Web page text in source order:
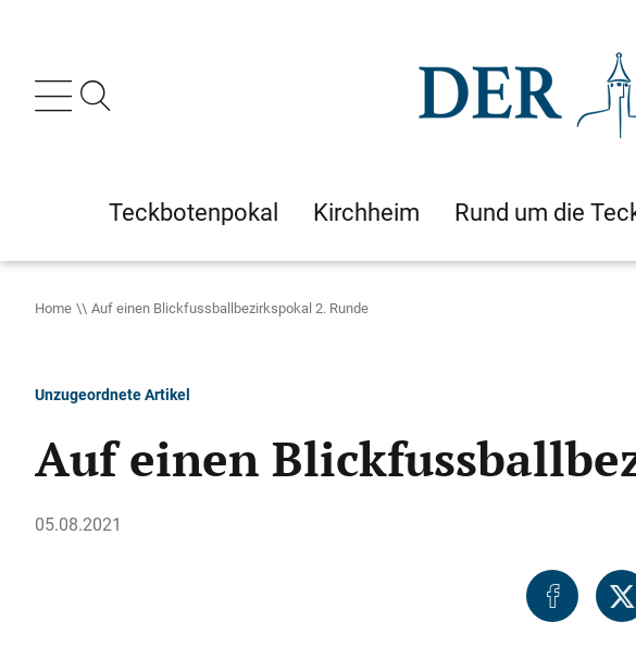
Teckbotenpokal Kirchheim Rund um die
Home Auf einen Blickfussballbezirkspokal 2. Runde
Unzugeordnete Artikel
Auf einen
05.08.2021